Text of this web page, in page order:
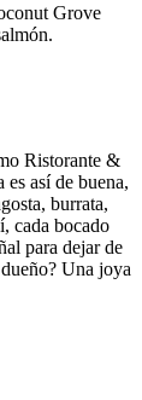
Grove
Ristorante &
así de buena,
burrata,
cada bocado
para dejar de
Una joya